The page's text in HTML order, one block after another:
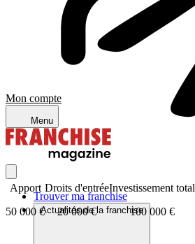
Mon compte
Menu
Trouver ma franchise
Actualités de la franchise
Apport
50 000 €
Droits d'entrée
20 000 €
Investissement total
100 000 €